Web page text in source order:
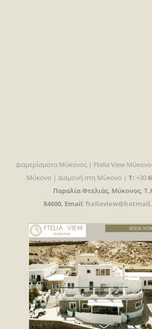
Διαμερίσματα Μύκονος | Ftelia View
Μύκονο | Διαμονή στη Μύκονο | T: +30
Παραλία Φτελιάς, Μύκονος,
84600, Email: